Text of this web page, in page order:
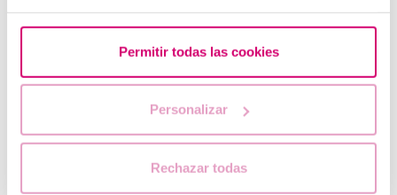
Permitir todas las cookies
Personalizar
Rechazar todas
Més de 100 professionals al servei d'una medicina
altament especialitzada